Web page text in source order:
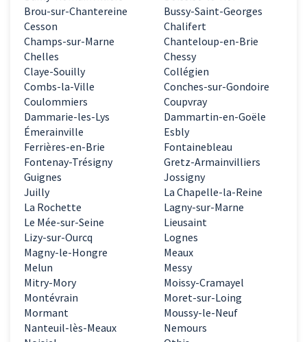
Brou-sur-Chantereine
Bussy-Saint-Georges
Cesson
Chalifert
Champs-sur-Marne
Chanteloup-en-Brie
Chelles
Chessy
Claye-Souilly
Collégien
Combs-la-Ville
Conches-sur-Gondoire
Coulommiers
Coupvray
Dammarie-les-Lys
Dammartin-en-Goële
Émerainville
Esbly
Ferrières-en-Brie
Fontainebleau
Fontenay-Trésigny
Gretz-Armainvilliers
Guignes
Jossigny
Juilly
La Chapelle-la-Reine
La Rochette
Lagny-sur-Marne
Le Mée-sur-Seine
Lieusaint
Lizy-sur-Ourcq
Lognes
Magny-le-Hongre
Meaux
Melun
Messy
Mitry-Mory
Moissy-Cramayel
Montévrain
Moret-sur-Loing
Mormant
Moussy-le-Neuf
Nanteuil-lès-Meaux
Nemours